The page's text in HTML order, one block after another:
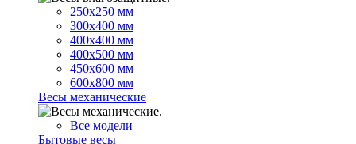
250х250 мм
300х400 мм
400х400 мм
400х500 мм
450х600 мм
600х800 мм
Весы механические
Все модели
Бытовые весы